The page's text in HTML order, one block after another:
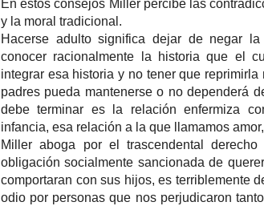
En estos consejos Miller percibe las
y la moral tradicional.
Hacerse adulto significa dejar de negar
conocer racionalmente la historia que el
integrar esa historia y no tener que
padres pueda mantenerse o no dependerá
debe terminar es la relación enfermiza
infancia, esa relación a la que llamamos
Miller aboga por el trascendental
obligación socialmente sancionada de
comportaran con sus hijos, es terriblemente
odio por personas que nos perjudicaron